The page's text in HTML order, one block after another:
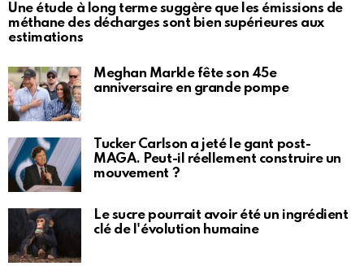
Une étude à long terme suggère que les émissions de
méthane des décharges sont bien supérieures aux
estimations
Meghan Markle fête son 45e
anniversaire en grande pompe
Tucker Carlson a jeté le gant post-
MAGA. Peut-il réellement construire un
mouvement ?
Le sucre pourrait avoir été un ingrédient
clé de l'évolution humaine